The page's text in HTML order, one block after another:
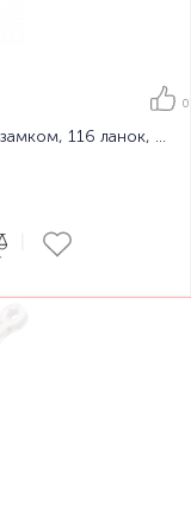
0
Ланцюг велосипедний KMC X11SL з замком, 116 ланок, 11 зірок